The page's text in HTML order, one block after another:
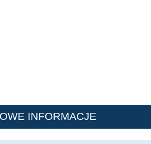
INFORMACJE